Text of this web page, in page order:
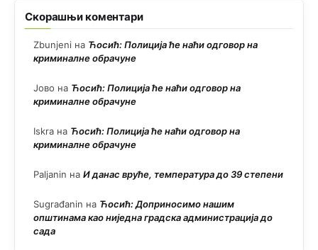
Скорашњи коментари
Zbunjeni на Ћосић: Полиција ће наћи одговор на
криминалне обрачуне
Јово на Ћосић: Полиција ће наћи одговор на
криминалне обрачуне
Iskra на Ћосић: Полиција ће наћи одговор на
криминалне обрачуне
Paljanin на И данас вруће, температура до 39 степени
Sugrađanin на Ћосић: Доприносимо нашим
општинама као ниједна градска администрација до
сада